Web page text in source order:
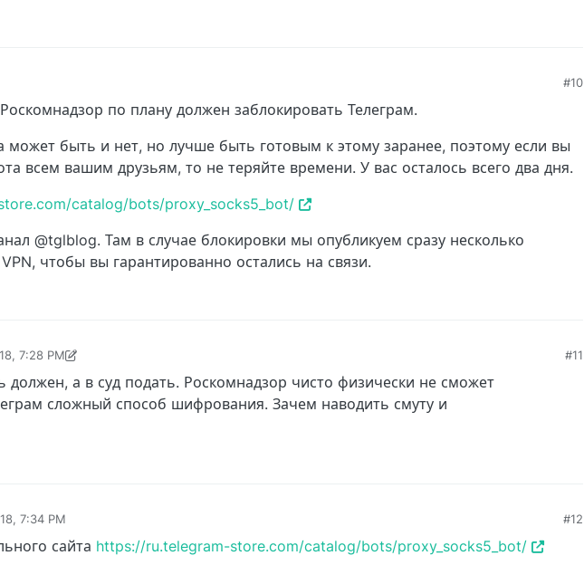
#10
по плану должен заблокировать Телеграм.
может быть и нет, но лучше быть готовым к этому заранее, поэтому если вы
всем вашим друзьям, то не теряйте времени. У вас осталось всего два дня.
catalog/bots/proxy_socks5_bot/
@tglblog. Там в случае блокировки мы опубликуем сразу несколько
чтобы вы гарантированно остались на связи.
7:28 PM
2018, 7:30 PM
#11
должен, а в суд подать. Роскомнадзор чисто физически не сможет
сложный способ шифрования. Зачем наводить смуту и
7:34 PM #12
сайта https://ru.telegram-store.com/catalog/bots/proxy_socks5_bot/